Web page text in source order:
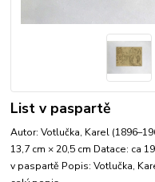
List v paspartě
Autor: Votlučka, Karel
13,7 cm × 20,5 cm Datace: ca
v paspartě Popis: Votlučka,